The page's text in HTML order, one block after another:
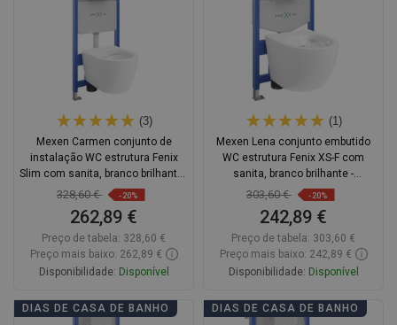
(3)
Mexen Carmen conjunto de
instalação WC estrutura Fenix
Slim com sanita, branco brilhante -
6103388XX00
328,60 € -20%
262,89 €
Preço de tabela: 328,60 €
Preço mais baixo: 262,89 €
Disponibilidade: Disponível
Adicionar
(1)
Mexen Lena conjunto embutido
WC estrutura Fenix XS-F com
sanita, branco brilhante -
6803322XX00
303,60 € -20%
242,89 €
Preço de tabela: 303,60 €
Preço mais baixo: 242,89 €
Disponibilidade: Disponível
Adicionar
DIAS DE CASA DE BANHO DIAS DE CASA DE BANHO